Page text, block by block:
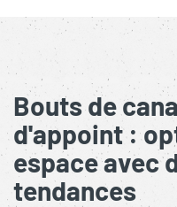
Bouts de
d'appoint :
espace avec
tendances